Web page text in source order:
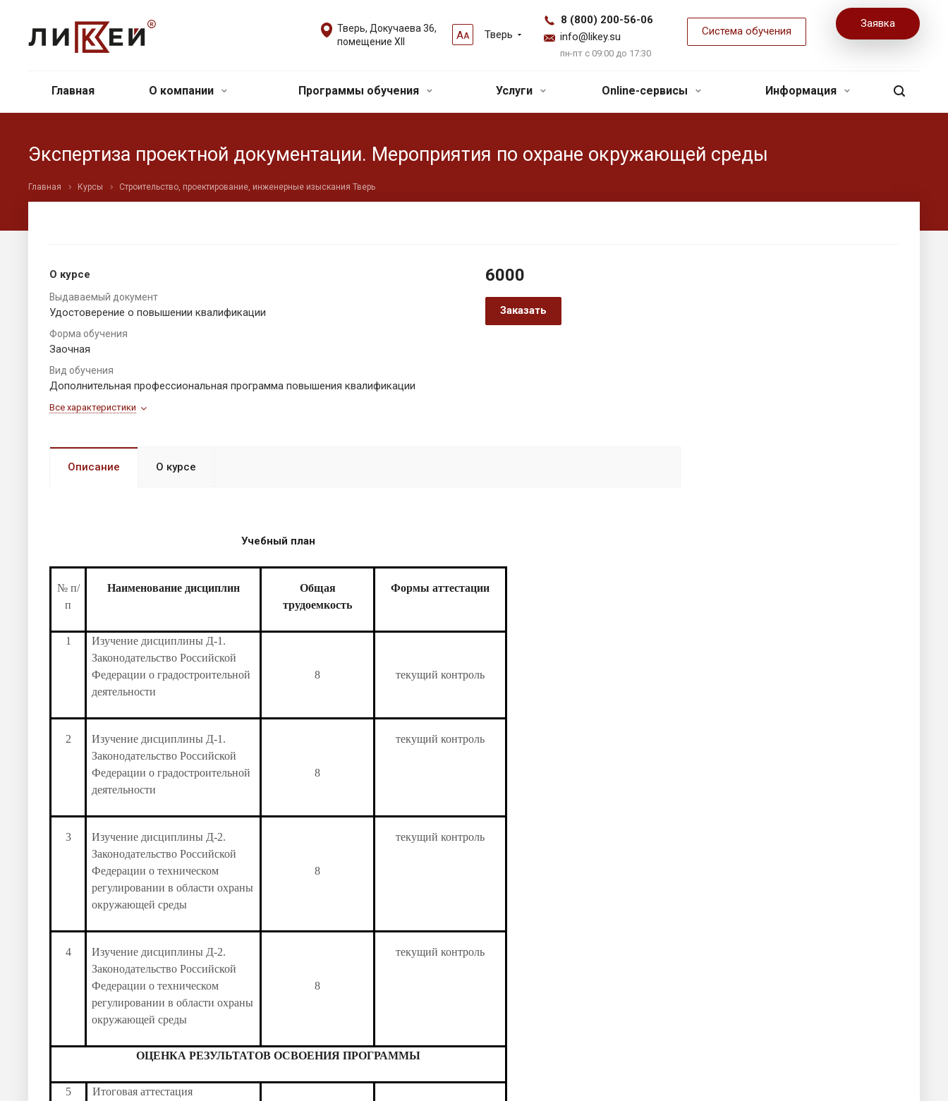
АА Тверь
8 (800) 200-56-06
info@likey.su
пн-пт с 09:00 до 17:30
Система обучения
Заявка
Тверь, Докучаева 36,
помещение XII
Главная О компании Программы обучения Услуги Online-сервисы Информация
Экспертиза проектной документации. Мероприятия по охране окружающей среды
Главная Курсы Строительство, проектирование, инженерные изыскания Тверь
О курсе
Выдаваемый документ
Удостоверение о повышении квалификации
Форма обучения
Заочная
Вид обучения
Дополнительная профессиональная программа повышения квалификации
Все характеристики
6000
Заказать
Описание О курсе
Учебный план
№ п/
п
Наименование дисциплин
Общая
трудоемкость
Формы аттестации
1
Изучение дисциплины Д-1.
Законодательство Российской
Федерации о градостроительной
деятельности
8 текущий контроль
2
Изучение дисциплины Д-1.
Законодательство Российской
Федерации о градостроительной
деятельности
8
текущий контроль
3
Изучение дисциплины Д-2.
Законодательство Российской
Федерации о техническом
регулировании в области охраны
окружающей среды
8
текущий контроль
4
Изучение дисциплины Д-2.
Законодательство Российской
Федерации о техническом
регулировании в области охраны
окружающей среды
8
текущий контроль
ОЦЕНКА РЕЗУЛЬТАТОВ ОСВОЕНИЯ ПРОГРАММЫ
5
Итоговая аттестация